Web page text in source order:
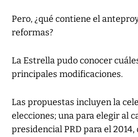
Pero, ¿qué contiene el
reformas?
La Estrella pudo conocer
principales modificaciones.
Las propuestas incluyen la
elecciones; una para elegir al
presidencial PRD para el 2014,